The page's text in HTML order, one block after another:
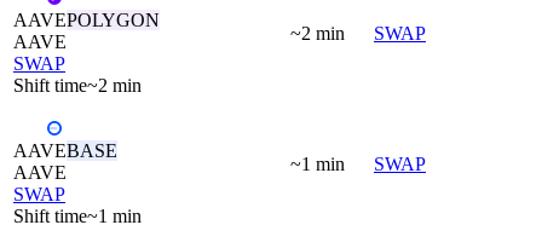
AAVEPOLYGON
AAVE
SWAP
Shift time~2 min
~2 min SWAP
AAVEBASE
AAVE
SWAP
Shift time~1 min
~1 min SWAP